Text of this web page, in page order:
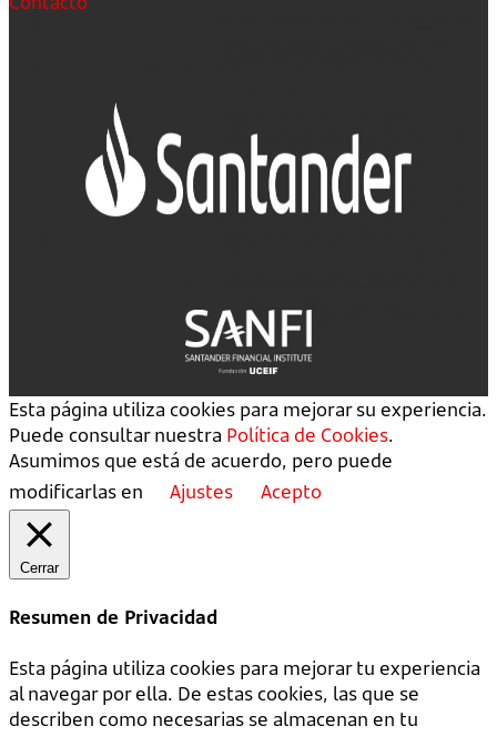
Esta página utiliza cookies para mejorar su experiencia.
Puede consultar nuestra Política de Cookies.
Asumimos que está de acuerdo, pero puede
modificarlas en
Ajustes Acepto
Cerrar
Resumen de Privacidad
Esta página utiliza cookies para mejorar tu experiencia
al navegar por ella. De estas cookies, las que se
describen como necesarias se almacenan en tu